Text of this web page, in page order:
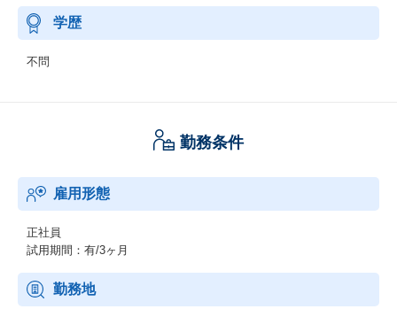
学歴
不問
勤務条件
雇用形態
正社員
試用期間：有/3ヶ月
勤務地